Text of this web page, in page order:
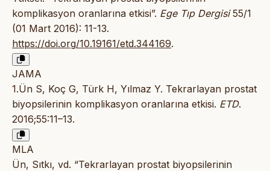
komplikasyon oranlarına etkisi”. Ege Tıp Dergisi55/1
(01 Mart 2016): 11-13.
https://doi.org/10.19161/etd.344169.
JAMA
1.Ün S, Koç G, Türk H, Yılmaz Y. Tekrarlayan prostat
biyopsilerinin komplikasyon oranlarına etkisi. ETD.
2016;55:11–13.
MLA
Ün, Sıtkı, vd. “Tekrarlayan prostat biyopsilerinin